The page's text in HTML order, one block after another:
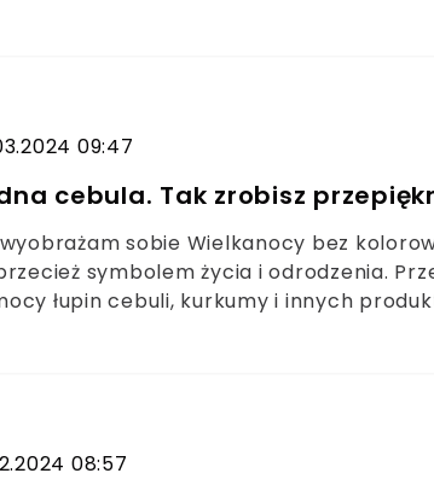
09:47
cebula. Tak zrobisz
sobie Wielkanocy bez
symbolem życia i odrodzenia.
łupin cebuli, kurkumy i innych
08:57